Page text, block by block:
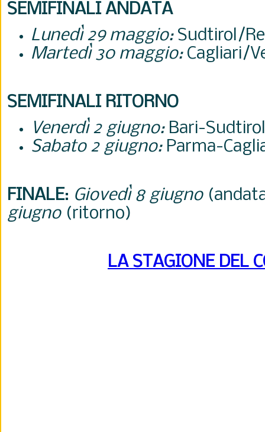
SEMIFINALI ANDATA
Lunedì 29 maggio:Sudtirol/
Martedì 30 maggio:Cagliari/
SEMIFINALI RITORNO
Venerdì 2 giugno:Bari-
Sabato 2 giugno:Parma-
FINALE: Giovedì 8 giugno
giugno(ritorno)
LA STAGIONE DEL